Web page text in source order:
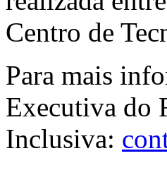
Centro de
Para mais
Executiva do
Inclusiva: